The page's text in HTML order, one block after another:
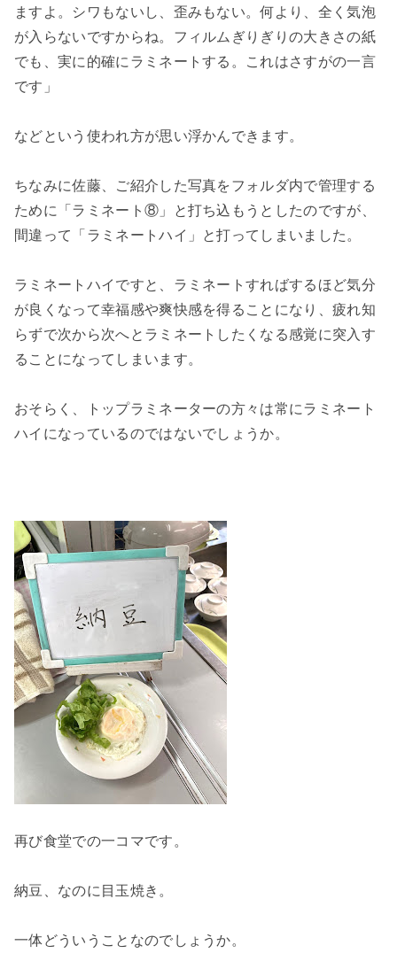
ますよ。シワもないし、歪みもない。何より、全く気泡
が入らないですからね。フィルムぎりぎりの大きさの紙
でも、実に的確にラミネートする。これはさすがの一言
です」
などという使われ方が思い浮かんできます。
ちなみに佐藤、ご紹介した写真をフォルダ内で管理する
ために「ラミネート⑧」と打ち込もうとしたのですが、
間違って「ラミネートハイ」と打ってしまいました。
ラミネートハイですと、ラミネートすればするほど気分
が良くなって幸福感や爽快感を得ることになり、疲れ知
らずで次から次へとラミネートしたくなる感覚に突入す
ることになってしまいます。
おそらく、トップラミネーターの方々は常にラミネート
ハイになっているのではないでしょうか。
再び食堂での一コマです。
納豆、なのに目玉焼き。
一体どういうことなのでしょうか。